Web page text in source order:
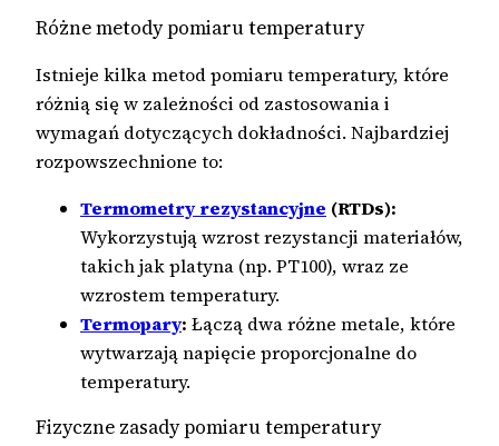
Różne metody pomiaru temperatury
Istnieje kilka metod pomiaru temperatury, które
różnią się w zależności od zastosowania i
wymagań dotyczących dokładności. Najbardziej
rozpowszechnione to:
Termometry rezystancyjne (RTDs):
Wykorzystują wzrost rezystancji materiałów,
takich jak platyna (np. PT100), wraz ze
wzrostem temperatury.
Termopary: Łączą dwa różne metale, które
wytwarzają napięcie proporcjonalne do
temperatury.
Fizyczne zasady pomiaru temperatury